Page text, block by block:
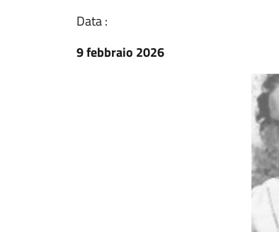
Data :
9 febbraio 2026